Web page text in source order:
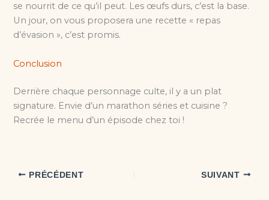
se nourrit de ce qu’il peut. Les œufs durs, c’est la base.
Un jour, on vous proposera une recette « repas
d’évasion », c’est promis.
Conclusion
Derrière chaque personnage culte, il y a un plat
signature. Envie d’un marathon séries et cuisine ?
Recrée le menu d’un épisode chez toi !
PRÉCÉDENT SUIVANT